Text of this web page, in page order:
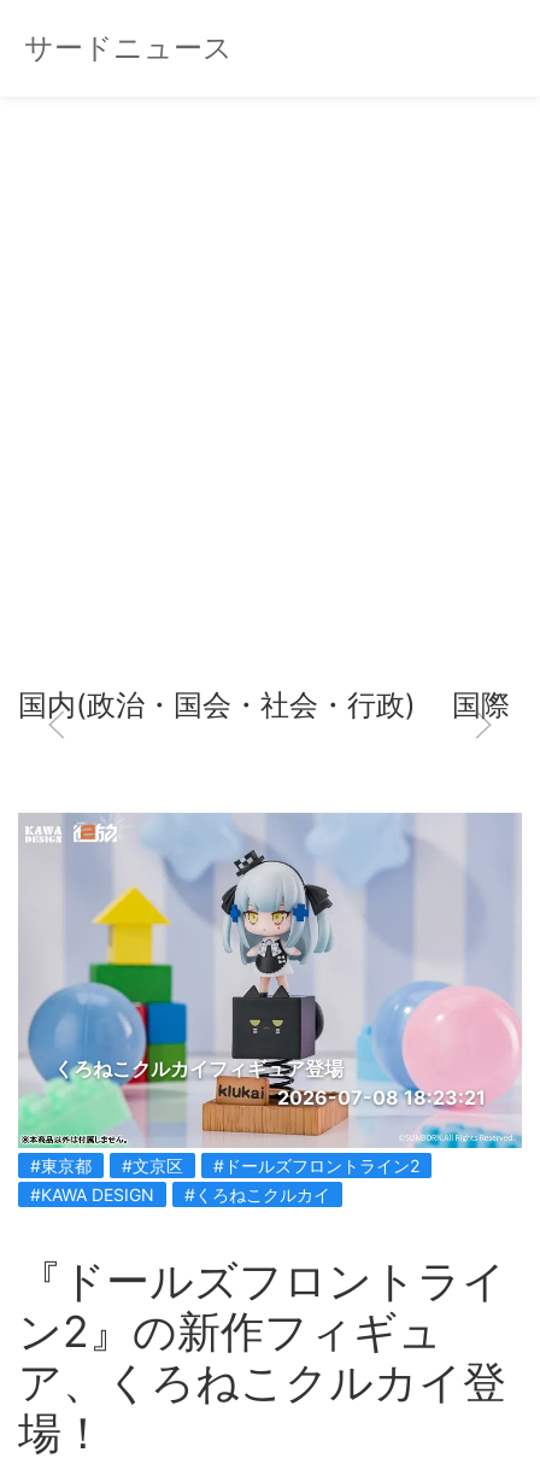
サードニュース
国内(政治・国会・社会・行政) 国際
くろねこクルカイフィギュア登場
2026-07-08 18:23:21
#東京都 #文京区
#ドールズフロントライン2
#KAWA DESIGN
#くろねこクルカイ
『ドールズフロントライ
ン2』の新作フィギュ
ア、くろねこクルカイ登
場！